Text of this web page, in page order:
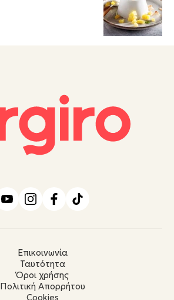
Επικοινωνία
Ταυτότητα
Όροι χρήσης
Πολιτική Απορρήτου
Cookies